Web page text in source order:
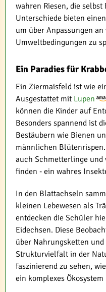
wahren Riesen, die
Unterschiede bieten
um über Anpassungen
Umweltbedingungen zu
Ein Paradies für
Ein Ziermaisfeld ist wie
Ausgestattet mit Lupen
können die Kinder auf
Besonders spannend ist
Bestäubern wie Bienen
männlichen
auch Schmetterlinge und
finden - ein wahres
In den Blattachseln
kleinen Lebewesen als
entdecken die Schüler
Eidechsen. Diese
über Nahrungsketten
Strukturvielfalt in der
faszinierend zu sehen,
ein komplexes